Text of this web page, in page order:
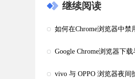
继续阅读
如何在Chrome浏览器中禁
Google Chrome浏览器下
vivo 与 OPPO 浏览器夜